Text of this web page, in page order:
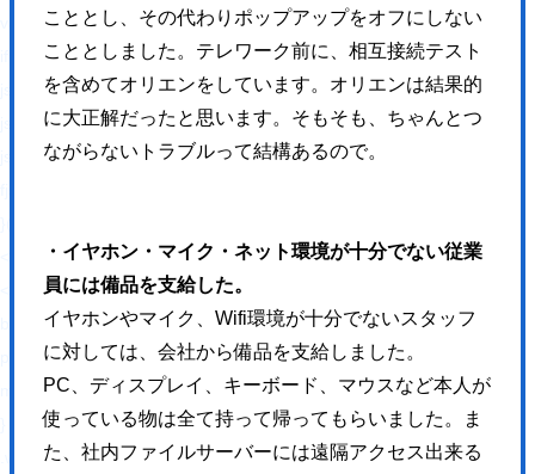
こととし、その代わりポップアップをオフにしない
こととしました。テレワーク前に、相互接続テスト
を含めてオリエンをしています。オリエンは結果的
に大正解だったと思います。そもそも、ちゃんとつ
ながらないトラブルって結構あるので。
・イヤホン・マイク・ネット環境が十分でない従業
員には備品を支給した。
イヤホンやマイク、Wifi環境が十分でないスタッフ
に対しては、会社から備品を支給しました。
PC、ディスプレイ、キーボード、マウスなど本人が
使っている物は全て持って帰ってもらいました。ま
た、社内ファイルサーバーには遠隔アクセス出来る
var js, fjs = d.getElementsByTagName(s)[0];
if (d.getElementById(id)) return;
js = d.createElement(s);
js.id = id;
js.src = "//connect.facebook.net/ja_JP/sdk.js#xfbml=1&version=v2.7";
</script>
<style type="text/css">.wp_social_bookmarking_light{
border: 0 !important;
padding: 10px 0 20px 0 !important;
margin: 0 !important;
.wp_social_bookmarking_light div{